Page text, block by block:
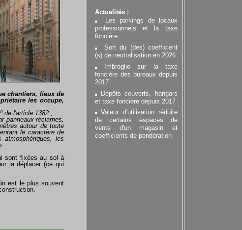
Actualités :
Les parkings de locaux
professionnels et la taxe
foncière
Sort du (des) coefficient
(s) de neutralisation en 2026
Imbroglio sur la taxe
foncière des bureaux depuis
2017
Dépôts couverts, hangars
et taxe foncière depuis 2017
Valeur d'utilisation réduite
de certains espaces de
vente d'un magasin et
coefficients de pondération
chantiers, lieux de
les occupe,
de l'article 1382 ;
panneaux-réclames,
autour de toute
le caractère de
les
sont fixées au sol à
la déplacer (ce qui
est le plus souvent